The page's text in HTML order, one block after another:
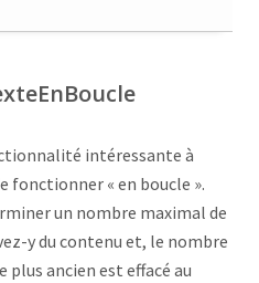
intéressante à
« en boucle ».
un nombre maximal de
y du contenu et, le nombre
ancien est effacé au